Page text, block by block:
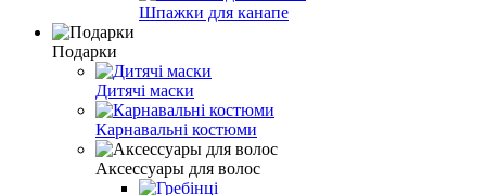
Шпажки для канапе
Подарки
Дитячі маски
Карнавальні костюми
Аксессуары для волос